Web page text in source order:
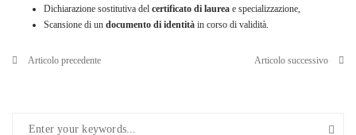
Dichiarazione sostitutiva del certificato di laurea e specializzazione,
Scansione di un documento di identità in corso di validità.
Articolo precedente Articolo successivo